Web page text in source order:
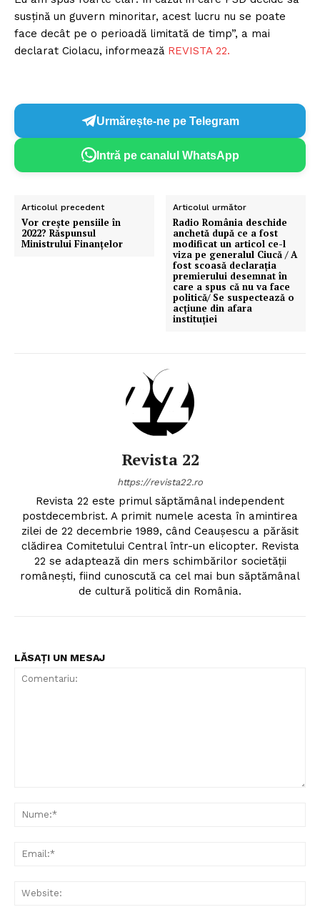
susţină un guvern minoritar, acest lucru nu se poate
face decât pe o perioadă limitată de timp”, a mai
declarat Ciolacu, informează REVISTA 22.
Urmărește-ne pe Telegram
Intră pe canalul WhatsApp
Articolul precedent
Vor crește pensiile în
2022? Răspunsul
Ministrului Finanțelor
Articolul următor
Radio România deschide
anchetă după ce a fost
modificat un articol ce-l
viza pe generalul Ciucă / A
fost scoasă declarația
premierului desemnat în
care a spus că nu va face
politică/ Se suspectează o
acțiune din afara
instituției
Revista 22
https://revista22.ro
Revista 22 este primul săptămânal independent
postdecembrist. A primit numele acesta în amintirea
zilei de 22 decembrie 1989, când Ceauşescu a părăsit
clădirea Comitetului Central într-un elicopter. Revista
22 se adaptează din mers schimbărilor societăţii
româneşti, fiind cunoscută ca cel mai bun săptămânal
de cultură politică din România.
LĂSAȚI UN MESAJ